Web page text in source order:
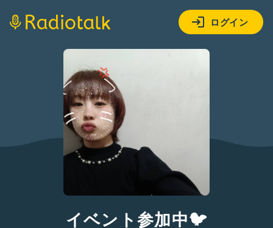
ログイン
イベント参加中🐦️